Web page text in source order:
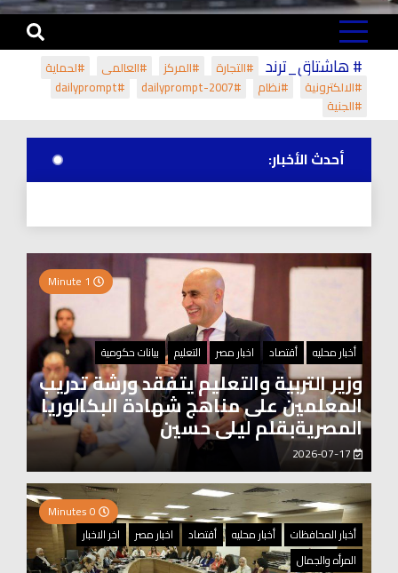
# هاشتاق_ترند #التجارة #المركز #العالمي
#لحماية
#الالكترونية
#نظام #dailyprompt-2007
#dailyprompt
#الجنية
أحدث الأخبار:
أخبار محليه أقتصاد اخبار مصر التعليم بيانات حكومية
وزير التربية والتعليم يتفقد ورشة تدريب
المعلمين على مناهج شهادة البكالوريا
المصريةبقلم ليلى حسين
أخبار المحافظات
أخبار محليه أقتصاد اخبار مصر
اخر الاخبار
المرأه والجمال